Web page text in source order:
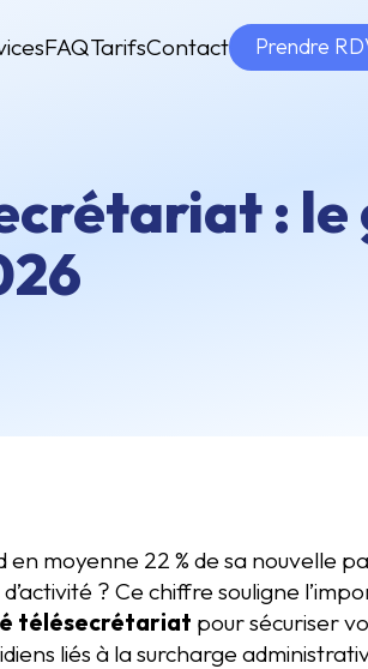
FAQTarifsContact Prendre
: le
en moyenne 22 % de sa nouvelle
? Ce chiffre souligne
télésecrétariat pour sécuriser
liés à la surcharge